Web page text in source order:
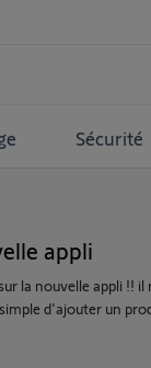
Sécurité
appli
la nouvelle appli !! il
d'ajouter un